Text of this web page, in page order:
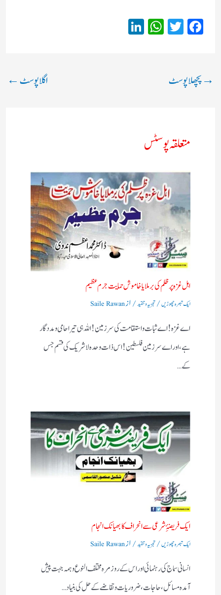
Fa
ce
ok
T
wi
W
ha
→پچھلا پوسٹ اگلا پوسٹ←
متعلقہ پوسٹس
اہل غزہ پر ظلم کی برملا یا خاموش حمایت جرم عظیم
ایک تبصرہ چھوڑیں/تجزیہ و تنقید/ ازSaile Rawan
اے غزہ! اے ثبات واستقامت کی سرزمین! اللہ ہی تیرا حامی ومددگار
ہے، اور اے سرزمین فلسطین! اس ذات وحدہ لاشریک کی قسم جس
کے…
ایک فریضۂِ شرعی سے انحراف کا بھیانک انجام
ایک تبصرہ چھوڑیں/تجزیہ و تنقید/ ازSaile Rawan
انسانی سماج کی رہنمائی اور اس کے روز مرہ مختلف النوع وہمہ جہت پیش
آمدہ مسائل ، حاجات ، ضروریات وتقاضے کے حل کی بنیاد…